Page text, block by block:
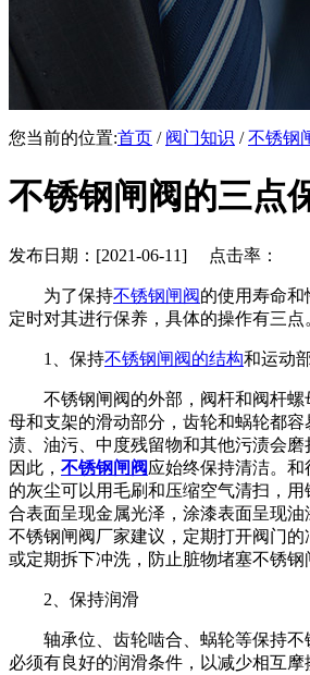
您当前的位置:首页 / 阀门知识 /不锈钢
不锈钢闸阀的三点
发布日期：[2021-06-11] 点击率：
为了保持不锈钢闸阀的使用寿命
定时对其进行保养，具体的操作有三点
1、保持不锈钢闸阀的结构和运动
不锈钢闸阀的外部，阀杆和阀杆
母和支架的滑动部分，齿轮和蜗轮都
渍、油污、中度残留物和其他污渍会磨
因此， 不锈钢闸阀应始终保持清洁。
的灰尘可以用毛刷和压缩空气清扫，
合表面呈现金属光泽，涂漆表面呈现油
不锈钢闸阀厂家建议，定期打开阀门的
或定期拆下冲洗，防止脏物堵塞不锈钢
2、保持润滑
轴承位、齿轮啮合、蜗轮等保持
必须有良好的润滑条件，以减少相互